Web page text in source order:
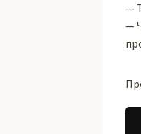
—
—